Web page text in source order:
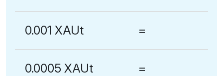
0.001 XAUt =
0.0005 XAUt =